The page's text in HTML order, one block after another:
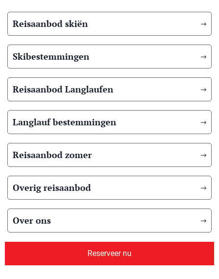
Reserveer nu
Reisaanbod skiën
Skibestemmingen
Reisaanbod Langlaufen
Langlauf bestemmingen
Reisaanbod zomer
Overig reisaanbod
Over ons